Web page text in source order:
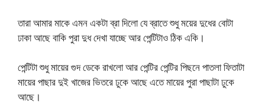
তারা আমার মাকে এমন একটা ব্রা দিলো যে ব্রাতে শুধু ময়ের দুধের বোটা
ঢাকা আছে বাকি পুরা দুধ দেখা যাচ্ছে আর পেন্টিটাও ঠিক একি।
পেন্টিটা শুধু মায়ের গুদ ডেকে রাখলো আর পেন্টির পেন্টির পিছনে পাতলা ফিতাটা
মায়ের পাছার দুই খাজের ভিতরে ঢুকে আছে এতে মায়ের পুরা পাছাটা ঢুকে
আছে।